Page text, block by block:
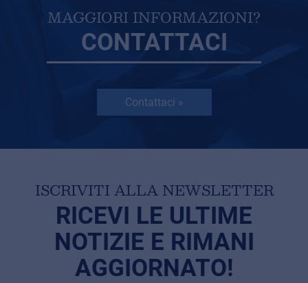
MAGGIORI INFORMAZIONI?
CONTATTACI
Contattaci »
ISCRIVITI ALLA NEWSLETTER
RICEVI LE ULTIME
NOTIZIE E RIMANI
AGGIORNATO!